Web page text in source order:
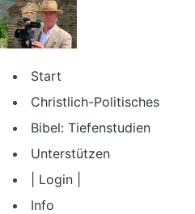
Zum
Inhalt
springen
Start
Christlich-Politisches
Bibel: Tiefenstudien
Unterstützen
| Login |
Info